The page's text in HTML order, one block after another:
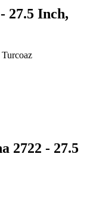
27.5 Inch,
2722 - 27.5